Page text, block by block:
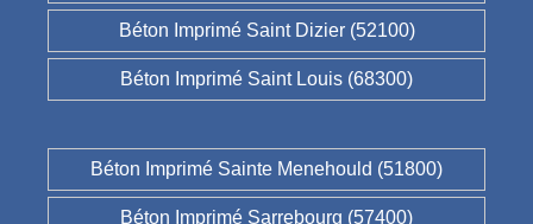
Béton Imprimé Saint Dizier (52100)
Béton Imprimé Saint Louis (68300)
Béton Imprimé Sainte Menehould (51800)
Béton Imprimé Sarrebourg (57400)